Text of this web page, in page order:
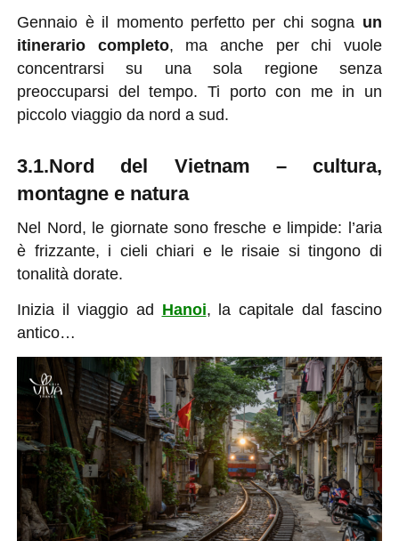
Gennaio è il momento perfetto per chi sogna un
itinerario completo, ma anche per chi vuole
concentrarsi su una sola regione senza
preoccuparsi del tempo. Ti porto con me in un
piccolo viaggio da nord a sud.
3.1.Nord del Vietnam – cultura,
montagne e natura
Nel Nord, le giornate sono fresche e limpide: l’aria
è frizzante, i cieli chiari e le risaie si tingono di
tonalità dorate.
Inizia il viaggio ad Hanoi, la capitale dal fascino
antico…